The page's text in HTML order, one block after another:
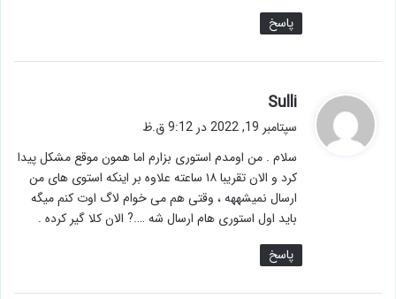
پاسخ
Sulli
:
سپتامبر 19, 2022 در 9:12 ق.ظ
سلام . من اومدم استوری بزارم اما همون موقع مشکل پیدا
کرد و الان تقریبا ۱۸ ساعته علاوه بر اینکه استوی های من
ارسال نمیشههه ، وقتی هم می خوام لاگ اوت کنم میگه
باید اول استوری هام ارسال شه ….? الان کلا گیر کرده .
پاسخ